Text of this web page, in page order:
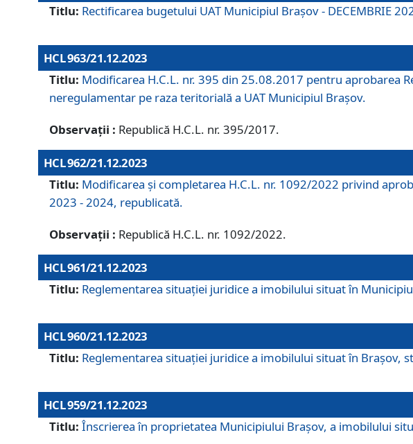
Titlu: Rectificarea bugetului UAT Municipiul Braşov - DECEMBRIE
HCL 963/21.12.2023
Titlu: Modificarea H.C.L. nr. 395 din 25.08.2017 pentru aprobarea
neregulamentar pe raza teritorială a UAT Municipiul Braşov.
Observații : Republică H.C.L. nr. 395/2017.
HCL 962/21.12.2023
Titlu: Modificarea și completarea H.C.L. nr. 1092/2022 privind
2023 - 2024, republicată.
Observații : Republică H.C.L. nr. 1092/2022.
HCL 961/21.12.2023
Titlu: Reglementarea situației juridice a imobilului situat în
HCL 960/21.12.2023
Titlu: Reglementarea situației juridice a imobilului situat în Brașov,
HCL 959/21.12.2023
Titlu: Înscrierea în proprietatea Municipiului Brașov, a imobilului